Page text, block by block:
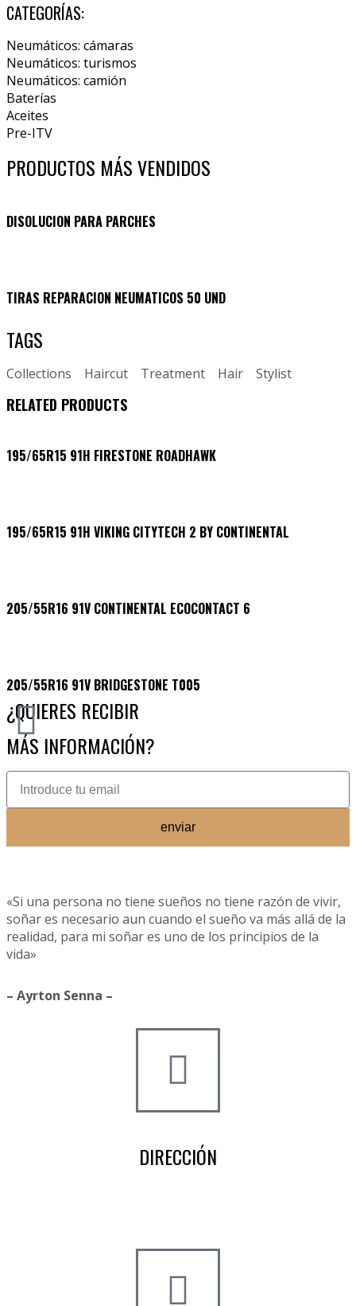
CATEGORÍAS:
Neumáticos: cámaras
Neumáticos: turismos
Neumáticos: camión
Baterías
Aceites
Pre-ITV
PRODUCTOS MÁS VENDIDOS
DISOLUCION PARA PARCHES
TIRAS REPARACION NEUMATICOS 50 UND
TAGS
Collections Haircut Treatment Hair Stylist
RELATED PRODUCTS
195/65R15 91H FIRESTONE ROADHAWK
195/65R15 91H VIKING CITYTECH 2 BY CONTINENTAL
205/55R16 91V CONTINENTAL ECOCONTACT 6
205/55R16 91V BRIDGESTONE T005
¿QUIERES RECIBIR
MÁS INFORMACIÓN?
enviar
«Si una persona no tiene sueños no tiene razón de vivir,
soñar es necesario aun cuando el sueño va más allá de la
realidad, para mi soñar es uno de los principios de la
vida»
– Ayrton Senna –
DIRECCIÓN